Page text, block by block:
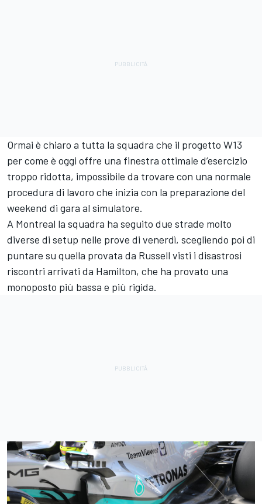
Ormai è chiaro a tutta la squadra che il progetto W13
per come è oggi offre una finestra ottimale d’esercizio
troppo ridotta, impossibile da trovare con una normale
procedura di lavoro che inizia con la preparazione del
weekend di gara al simulatore.
A Montreal la squadra ha seguito due strade molto
diverse di setup nelle prove di venerdì, scegliendo poi di
puntare su quella provata da Russell visti i disastrosi
riscontri arrivati da Hamilton, che ha provato una
monoposto più bassa e più rigida.